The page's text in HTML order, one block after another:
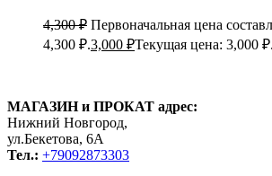
4,300₽ Первоначальная цена
4,300 ₽.3,000 ₽Текущая цена: 3,000 ₽.
МАГАЗИН и ПРОКАТ адрес:
Нижний Новгород,
ул.Бекетова, 6А
Тел.: +79092873303